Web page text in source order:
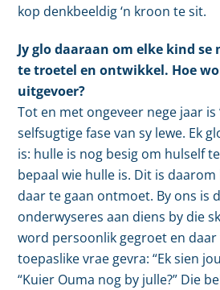
kop denkbeeldig ‘n kroon te sit.
Jy glo daaraan om elke kind
te troetel en ontwikkel. Hoe
uitgevoer?
Tot en met ongeveer nege jaar is
selfsugtige fase van sy lewe. Ek
is: hulle is nog besig om hulself
bepaal wie hulle is. Dit is daarom
daar te gaan ontmoet. By ons is
onderwyseres aan diens by die
word persoonlik gegroet en
toepaslike vrae gevra: “Ek sien
“Kuier Ouma nog by julle?” Die